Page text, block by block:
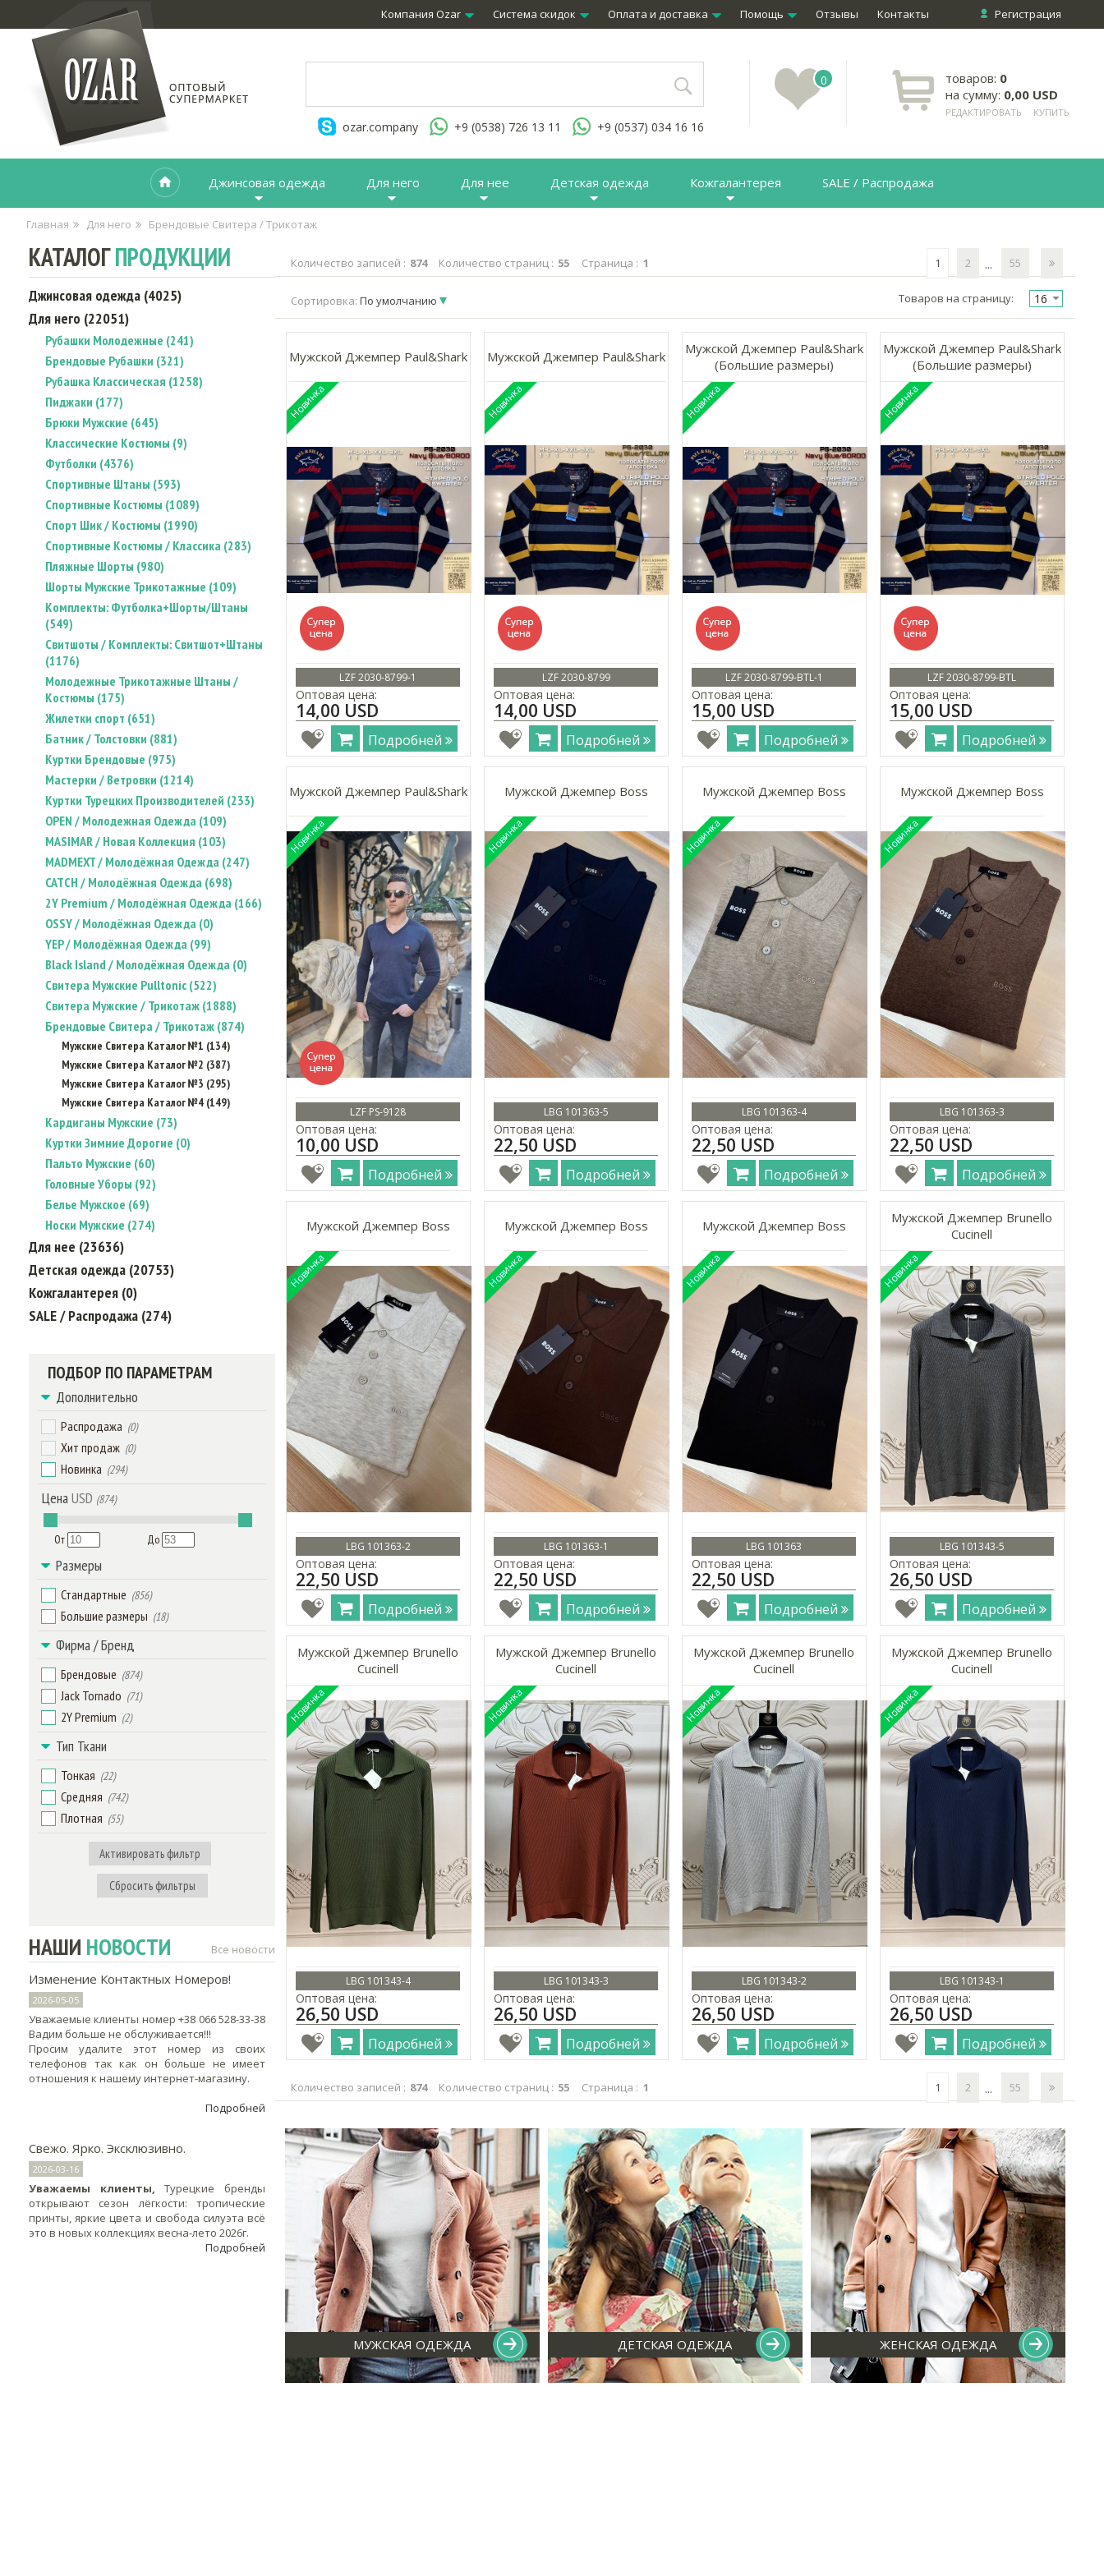
Регистрация
Компания Ozar Система скидок Оплата и доставка Помощь Отзывы Контакты
ozar.company +9 (0538) 726 13 11 +9 (0537) 034 16 16
0 товаров: 0
на сумму: 0,00 USD
РЕДАКТИРОВАТЬ КУПИТЬ
Джинсовая одежда Для него Для нее Детская одежда Кожгалантерея SALE / Распродажа
Главная Для него Брендовые Свитера / Трикотаж
КАТАЛОГПРОДУКЦИИ
Джинсовая одежда (4025)
Для него (22051)
Рубашки Молодежные (241)
Брендовые Рубашки (321)
Рубашка Классическая (1258)
Пиджаки (177)
Брюки Мужские (645)
Классические Костюмы (9)
Футболки (4376)
Спортивные Штаны (593)
Спортивные Костюмы (1089)
Спорт Шик / Костюмы (1990)
Спортивные Костюмы / Классика (283)
Пляжные Шорты (980)
Шорты Мужские Трикотажные (109)
Комплекты: Футболка+Шорты/Штаны
(549)
Свитшоты / Комплекты: Свитшот+Штаны
(1176)
Молодежные Трикотажные Штаны /
Костюмы (175)
Жилетки спорт (651)
Батник / Толстовки (881)
Куртки Брендовые (975)
Мастерки / Ветровки (1214)
Куртки Турецких Производителей (233)
OPEN / Молодежная Одежда (109)
MASIMAR / Новая Коллекция (103)
MADMEXT / Молодёжная Одежда (247)
CATCH / Молодёжная Одежда (698)
2Y Premium / Молодёжная Одежда (166)
OSSY / Молодёжная Одежда (0)
YEP / Молодёжная Одежда (99)
Black Island / Молодёжная Одежда (0)
Свитера Мужские Pulltonic (522)
Свитера Мужские / Трикотаж (1888)
Брендовые Свитера / Трикотаж (874)
Мужские Свитера Каталог №1 (134)
Мужские Свитера Каталог №2 (387)
Мужские Свитера Каталог №3 (295)
Мужские Свитера Каталог №4 (149)
Кардиганы Мужские (73)
Куртки Зимние Дорогие (0)
Пальто Мужские (60)
Головные Уборы (92)
Белье Мужское (69)
Носки Мужские (274)
Для нее (23636)
Детская одежда (20753)
Кожгалантерея (0)
SALE / Распродажа (274)
ПОДБОР ПО ПАРАМЕТРАМ
Дополнительно
Распродажа (0)
Хит продаж (0)
Новинка (294)
ЦенаUSD (874)
От До
Размеры
Стандартные (856)
Большие размеры (18)
Фирма / Бренд
Брендовые (874)
Jack Tornado (71)
2Y Premium (2)
Тип Ткани
Тонкая (22)
Средняя (742)
Плотная (55)
Активировать фильтр
Сбросить фильтры
НАШИ НОВОСТИ Все новости
Изменение Контактных Номеров!
2026-05-05
Уважаемые клиенты номер +38 066 528-33-38
Вадим больше не обслуживается!!!
Просим удалите этот номер из своих
телефонов так как он больше не имеет
отношения к нашему интернет-магазину.
Подробней
Свежо. Ярко. Эксклюзивно.
2026-03-16
Уважаемы клиенты,Турецкие бренды
открывают сезон лёгкости: тропические
принты, яркие цвета и свобода силуэта всё
это в новых коллекциях весна-лето 2026г.
Подробней
Количество записей : 874 Количество страниц : 55 Страница : 1 1 2 ... 55
Сортировка: По умолчанию Товаров на страницу: 16
Мужской Джемпер Paul&Shark
LZF 2030-8799-1
Оптовая цена:
14,00 USD
Подробней
Мужской Джемпер Paul&Shark
LZF 2030-8799
Оптовая цена:
14,00 USD
Подробней
Мужской Джемпер Paul&Shark
(Большие размеры)
LZF 2030-8799-BTL-1
Оптовая цена:
15,00 USD
Подробней
Мужской Джемпер Paul&Shark
(Большие размеры)
LZF 2030-8799-BTL
Оптовая цена:
15,00 USD
Подробней
Мужской Джемпер Paul&Shark
LZF PS-9128
Оптовая цена:
10,00 USD
Подробней
Мужской Джемпер Boss
LBG 101363-5
Оптовая цена:
22,50 USD
Подробней
Мужской Джемпер Boss
LBG 101363-4
Оптовая цена:
22,50 USD
Подробней
Мужской Джемпер Boss
LBG 101363-3
Оптовая цена:
22,50 USD
Подробней
Мужской Джемпер Boss
LBG 101363-2
Оптовая цена:
22,50 USD
Подробней
Мужской Джемпер Boss
LBG 101363-1
Оптовая цена:
22,50 USD
Подробней
Мужской Джемпер Boss
LBG 101363
Оптовая цена:
22,50 USD
Подробней
Мужской Джемпер Brunello
Cucinell
LBG 101343-5
Оптовая цена:
26,50 USD
Подробней
Мужской Джемпер Brunello
Cucinell
LBG 101343-4
Оптовая цена:
26,50 USD
Подробней
Мужской Джемпер Brunello
Cucinell
LBG 101343-3
Оптовая цена:
26,50 USD
Подробней
Мужской Джемпер Brunello
Cucinell
LBG 101343-2
Оптовая цена:
26,50 USD
Подробней
Мужской Джемпер Brunello
Cucinell
LBG 101343-1
Оптовая цена:
26,50 USD
Подробней
Количество записей : 874 Количество страниц : 55 Страница : 1 1 2 ... 55
МУЖСКАЯ ОДЕЖДА ДЕТСКАЯ ОДЕЖДА ЖЕНСКАЯ ОДЕЖДА